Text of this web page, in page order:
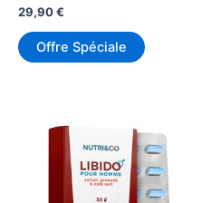
29,90€
Offre Spéciale